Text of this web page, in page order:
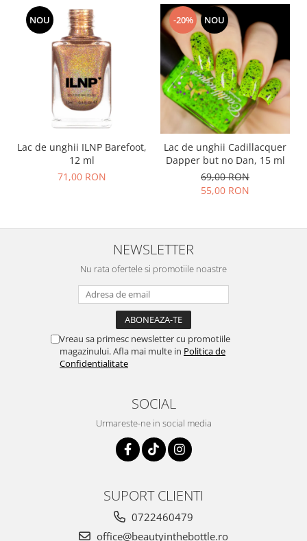
NOU
Lac de unghii ILNP Barefoot,
12 ml
71,00 RON
-20% NOU
Lac de unghii Cadillacquer
Dapper but no Dan, 15 ml
69,00 RON
55,00 RON
NEWSLETTER
Nu rata ofertele si promotiile noastre
Vreau sa primesc newsletter cu promotiile
magazinului. Afla mai multe in Politica de
Confidentialitate
SOCIAL
Urmareste-ne in social media
SUPORT CLIENTI
0722460479
office@beautyinthebottle.ro